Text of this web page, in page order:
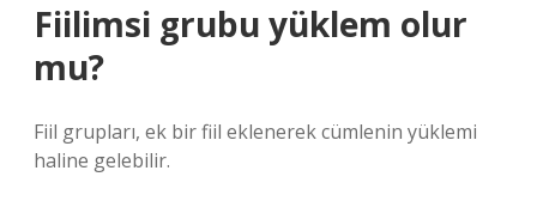
Fiilimsi grubu yüklem olur
mu?
Fiil grupları, ek bir fiil eklenerek cümlenin yüklemi
haline gelebilir.